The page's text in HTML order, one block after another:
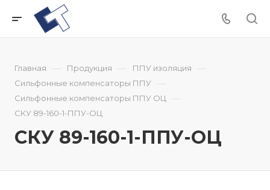
Главная — Продукция — ППУ изоляция —
Сильфонные компенсаторы ППУ —
Сильфонные компенсаторы ППУ ОЦ —
СКУ 89-160-1-ППУ-ОЦ
СКУ 89-160-1-ППУ-ОЦ